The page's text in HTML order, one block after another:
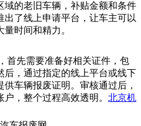
域的老旧车辆，补贴金额和条件
了线上申请平台，让车主可以
时间和精力。
首先需要准备好相关证件，包
后，通过指定的线上平台或线下
车辆报废证明。审核通过后，
，整个过程高效透明。 北京机